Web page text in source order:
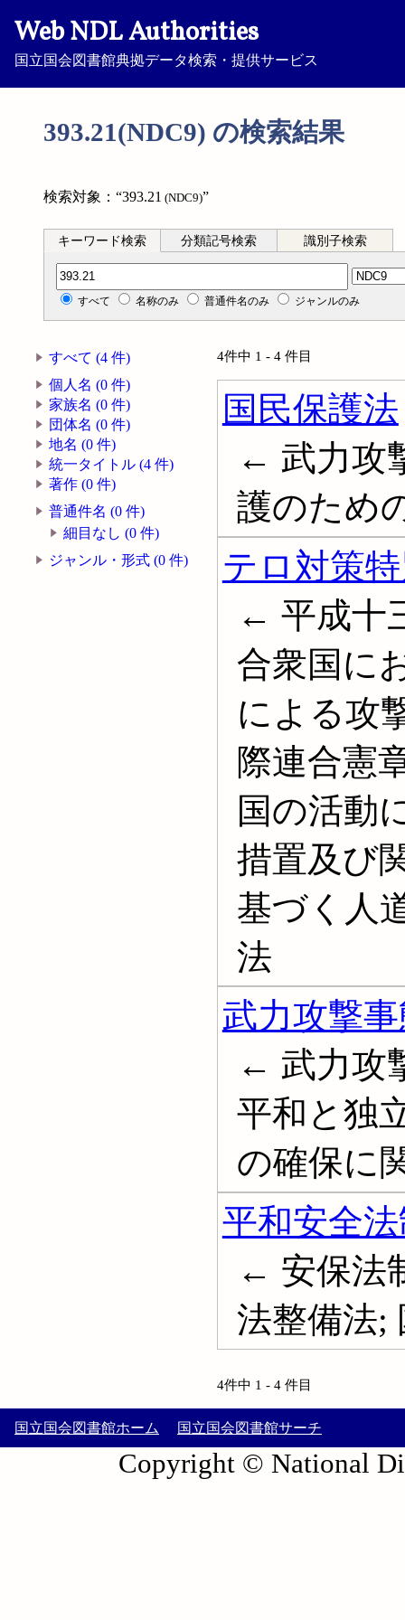
Web NDL Authorities
国立国会図書館典拠データ検索・提供サービス
393.21(NDC9) の検索結果
検索対象：“393.21 (NDC9)”
キーワード検索 分類記号検索 識別子検索
分類記号検索
すべて 名称のみ 普通件名のみ ジャンルのみ
すべて (4 件)
個人名 (0 件)
家族名 (0 件)
団体名 (0 件)
地名 (0 件)
統一タイトル (4 件)
著作 (0 件)
普通件名 (0 件)
細目なし (0 件)
ジャンル・形式 (0 件)
4件中 1 - 4 件目
国民保護法
← 武力攻
護のため
テロ対策
← 平成十
合衆国に
による攻
際連合憲
国の活動
措置及び
基づく人
法
武力攻撃
← 武力攻
平和と独
の確保に
平和安全
← 安保法
法整備法;
4件中 1 - 4 件目
国立国会図書館ホーム 国立国会図書館サーチ
Copyright © National